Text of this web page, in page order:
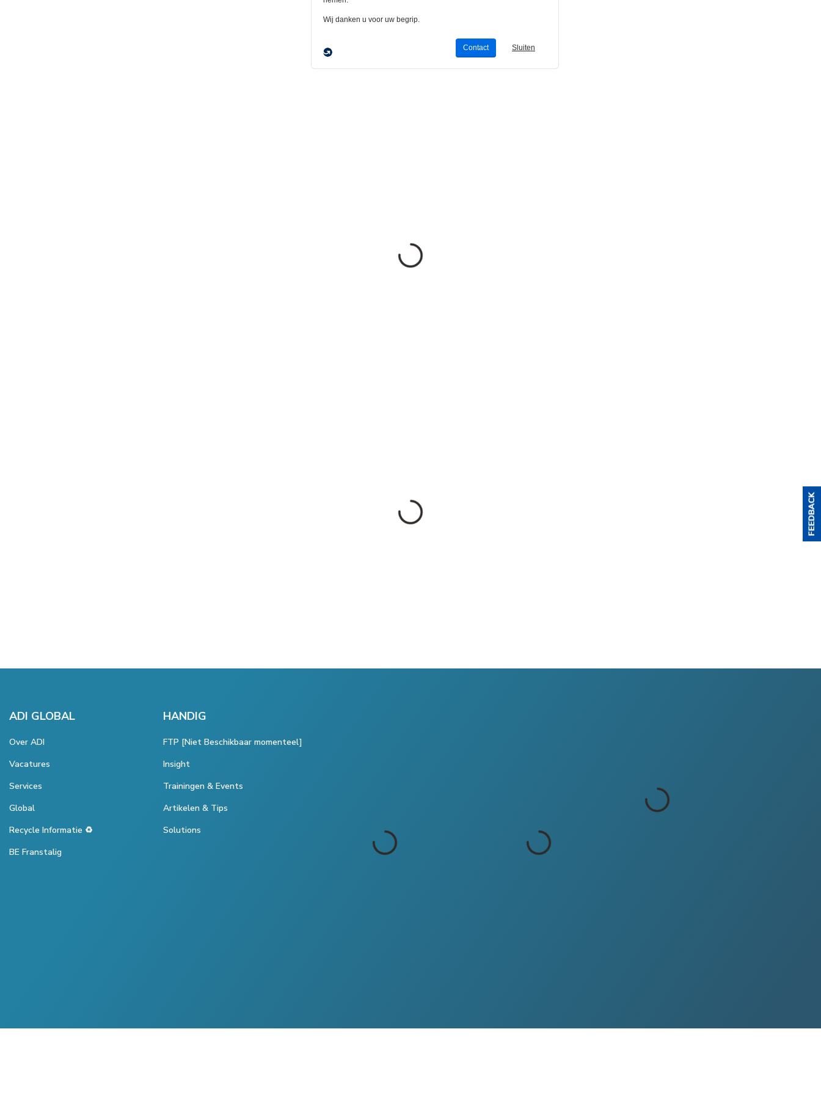
ADI GLOBAL
Over ADI
Vacatures
Services
Global
Recycle Informatie ♻️
BE Franstalig
HANDIG
FTP [Niet Beschikbaar momenteel]
Insight
Trainingen & Events
Artikelen & Tips
Solutions